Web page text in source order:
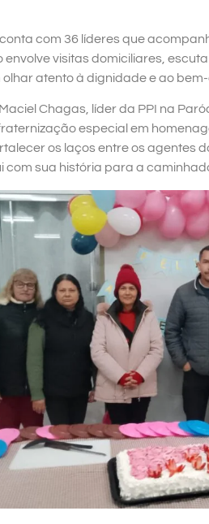
com 36 líderes que
visitas domiciliares,
atento à dignidade e ao
Chagas, líder da PPI na
especial em
os laços entre os agentes
com sua história para a